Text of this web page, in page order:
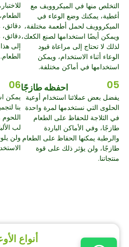
التخلص منها في الميكروويف مع
أغطية، يمكنك وضع الوعاء في
الميكروويف لحمل أطعمة مختلفة،
ويمكن أيضًا استخدامها لصنع الكعك،
لذلك لا تحتاج إلى مراعاة قيود
الوعاء أثناء الاستخدام، ويمكن
استخدامها في أماكن مختلفة.
دقائق،
إلى
الطعام.
05 احفظه طازجًا
يفضل بعض عملائنا استخدام أوعية
الحلوى التي نستخدمها لمرة واحدة
في الثلاجة للحفاظ على الطعام
طازجًا، وفي الأماكن الباردة
والرطبة يمكنها الحفاظ على الطعام
طازجًا، ولن يؤثر ذلك على قوة
منتجاتنا.
06
يمكن
بنا
اللحوم
لب
ولن
أنواع